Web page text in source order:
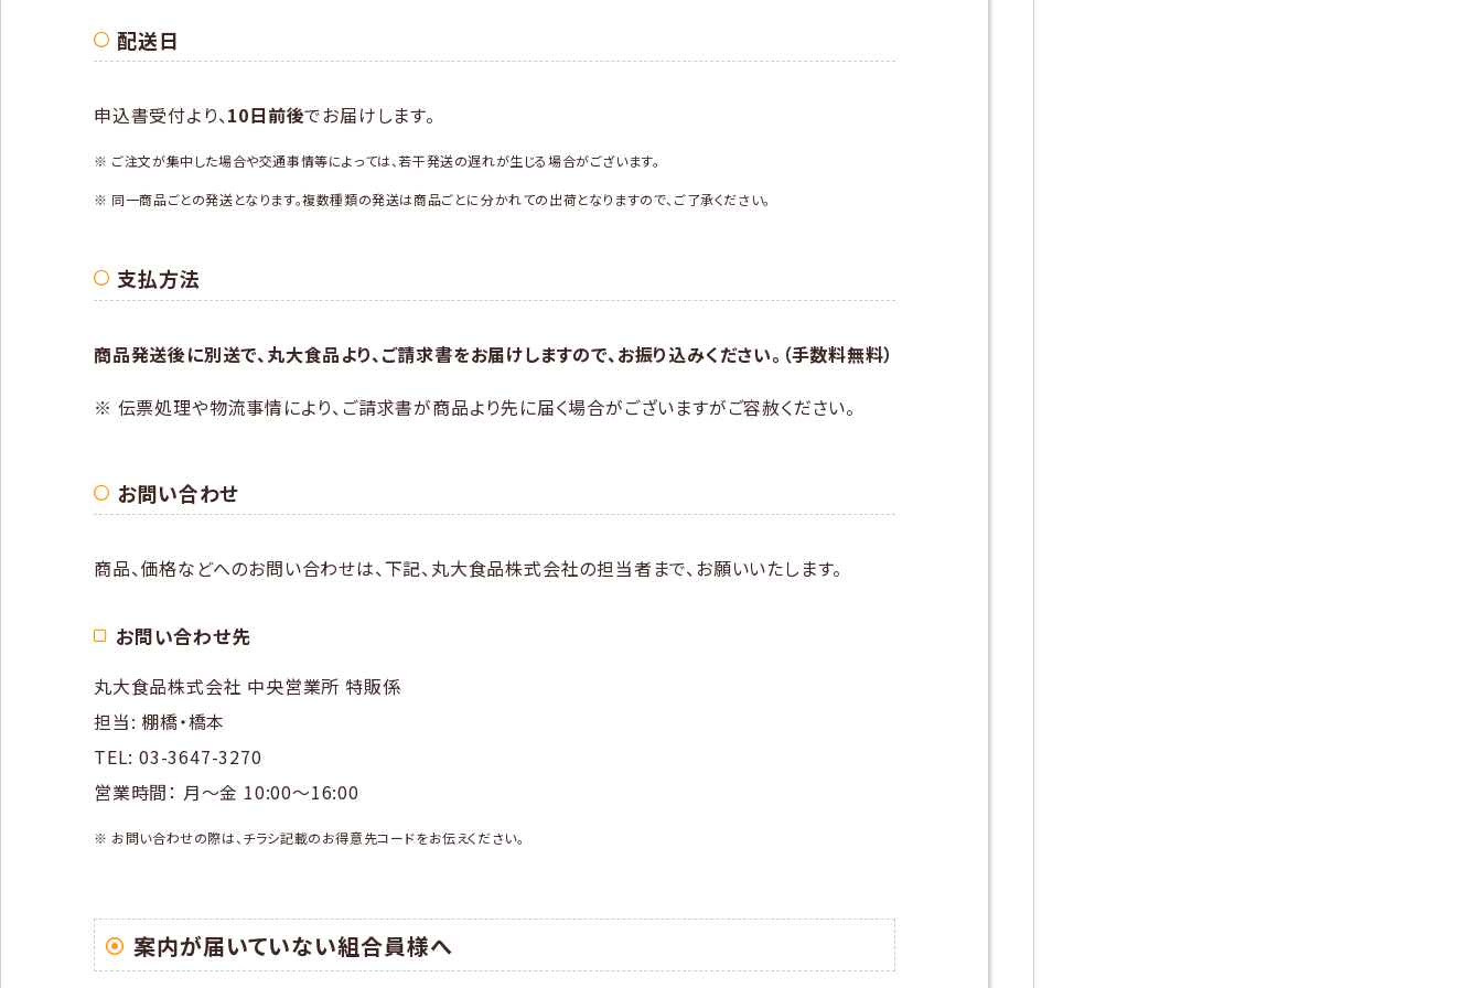
配送日
申込書受付より、10日前後でお届けします。
※ ご注文が集中した場合や交通事情等によっては、若干発送の遅れが生じる場合がございます。
※ 同一商品ごとの発送となります。複数種類の発送は商品ごとに分かれての出荷となりますので、ご了承ください。
支払方法
商品発送後に別送で、丸大食品より、ご請求書をお届けしますので、お振り込みください。（手数料無料）
※ 伝票処理や物流事情により、ご請求書が商品より先に届く場合がございますがご容赦ください。
お問い合わせ
商品、価格などへのお問い合わせは、下記、丸大食品株式会社の担当者まで、お願いいたします。
お問い合わせ先
丸大食品株式会社 中央営業所 特販係
担当: 棚橋・橋本
TEL: 03-3647-3270
営業時間： 月〜金 10:00〜16:00
※ お問い合わせの際は、チラシ記載のお得意先コードをお伝えください。
案内が届いていない組合員様へ